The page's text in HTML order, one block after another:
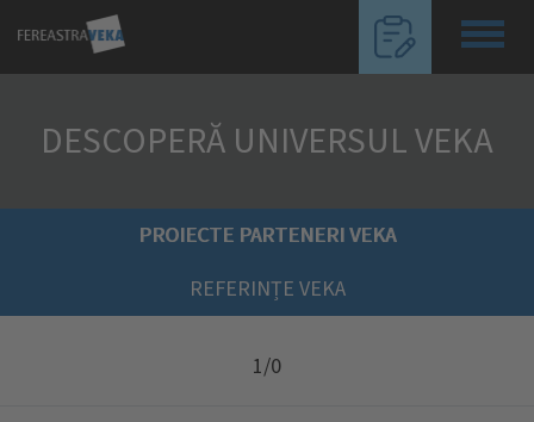
DESCOPERĂ UNIVERSUL VEKA
PROIECTE PARTENERI VEKA
REFERINȚE VEKA
1/0